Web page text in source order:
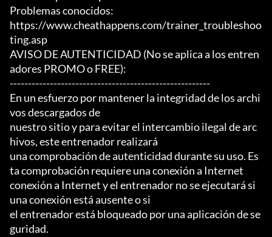
Problemas conocidos:
https://www.cheathappens.com/trainer_troubleshoo
ting.asp
AVISO DE AUTENTICIDAD (No se aplica a los entren
adores PROMO o FREE):
-------------------------------------------------------
En un esfuerzo por mantener la integridad de los archi
vos descargados de
nuestro sitio y para evitar el intercambio ilegal de arc
hivos, este entrenador realizará
una comprobación de autenticidad durante su uso. Es
ta comprobación requiere una conexión a Internet
conexión a Internet y el entrenador no se ejecutará si
una conexión está ausente o si
el entrenador está bloqueado por una aplicación de se
guridad.